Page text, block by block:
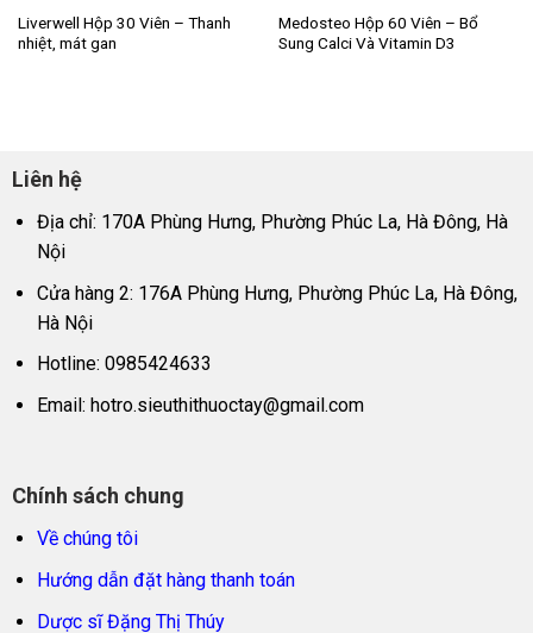
Liverwell Hộp 30 Viên – Thanh
nhiệt, mát gan
Medosteo Hộp 60 Viên – Bổ
Sung Calci Và Vitamin D3
Liên hệ
Địa chỉ: 170A Phùng Hưng, Phường Phúc La, Hà Đông, Hà
Nội
Cửa hàng 2: 176A Phùng Hưng, Phường Phúc La, Hà Đông,
Hà Nội
Hotline: 0985424633
Email: hotro.sieuthithuoctay@gmail.com
Chính sách chung
Về chúng tôi
Hướng dẫn đặt hàng thanh toán
Dược sĩ Đặng Thị Thúy